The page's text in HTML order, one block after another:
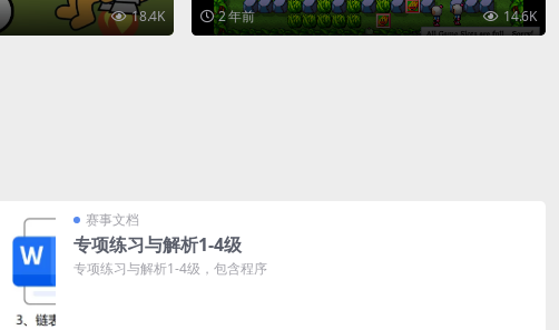
18.4K 2 年前 14.6K
赛事文档
专项练习与解析1-4级
专项练习与解析1-4级，包含程序